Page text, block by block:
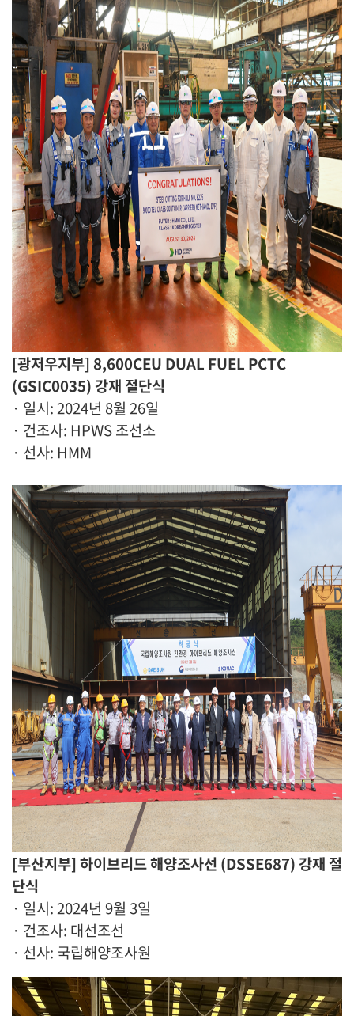
[광저우지부] 8,600CEU DUAL FUEL PCTC
(GSIC0035) 강재 절단식
· 일시: 2024년 8월 26일
· 건조사: HPWS 조선소
· 선사: HMM
[부산지부] 하이브리드 해양조사선 (DSSE687) 강재 절
단식
· 일시: 2024년 9월 3일
· 건조사: 대선조선
· 선사: 국립해양조사원